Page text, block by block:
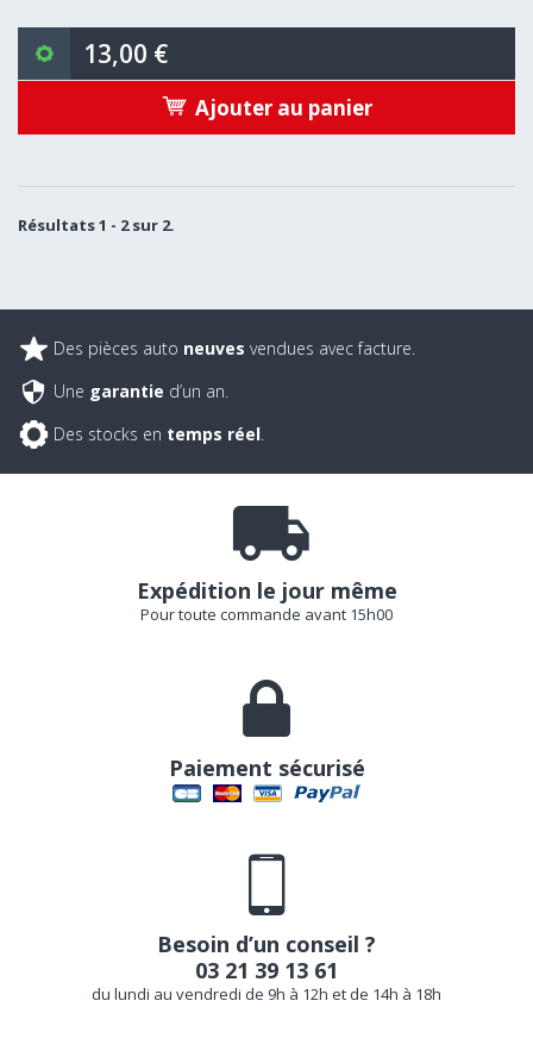
13,00 €
Ajouter au panier
Résultats 1 - 2 sur 2.
Des pièces auto neuves vendues avec facture.
Une garantie d’un an.
Des stocks en temps réel.
Expédition le jour même
Pour toute commande avant 15h00
Paiement sécurisé
Besoin d’un conseil ?
03 21 39 13 61
du lundi au vendredi de 9h à 12h et de 14h à 18h